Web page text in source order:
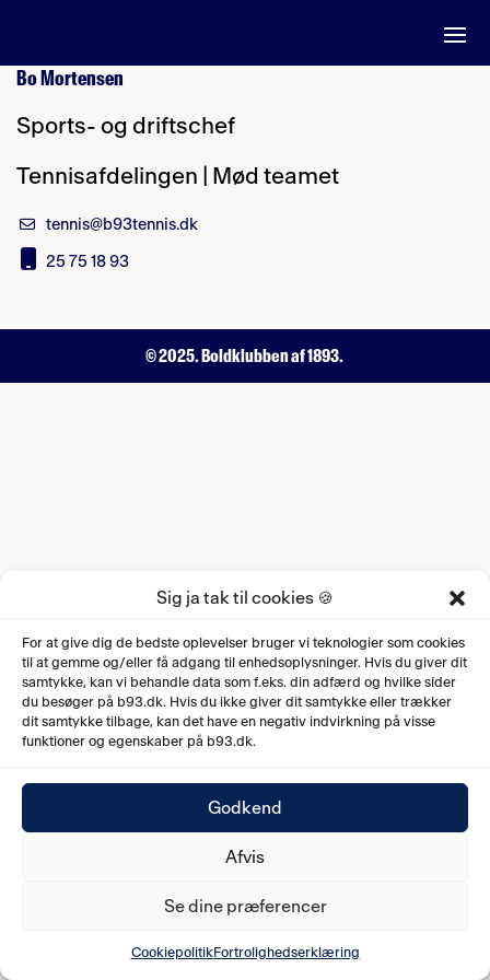
Sig ja tak til cookies 🍪
For at give dig de bedste oplevelser bruger vi teknologier som cookies
til at gemme og/eller få adgang til enhedsoplysninger. Hvis du giver dit
samtykke, kan vi behandle data som f.eks. din adfærd og hvilke sider
du besøger på b93.dk. Hvis du ikke giver dit samtykke eller trækker
dit samtykke tilbage, kan det have en negativ indvirkning på visse
funktioner og egenskaber på b93.dk.
Godkend
Afvis
Se dine præferencer
CookiepolitikFortrolighedserklæring
Bo Mortensen
Sports- og driftschef
Tennisafdelingen | Mød teamet
tennis@b93tennis.dk
25 75 18 93
© 2025. Boldklubben af 1893.